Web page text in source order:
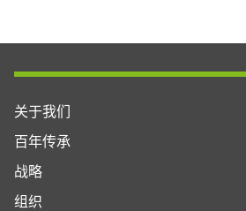
关于我们
百年传承
战略
组织